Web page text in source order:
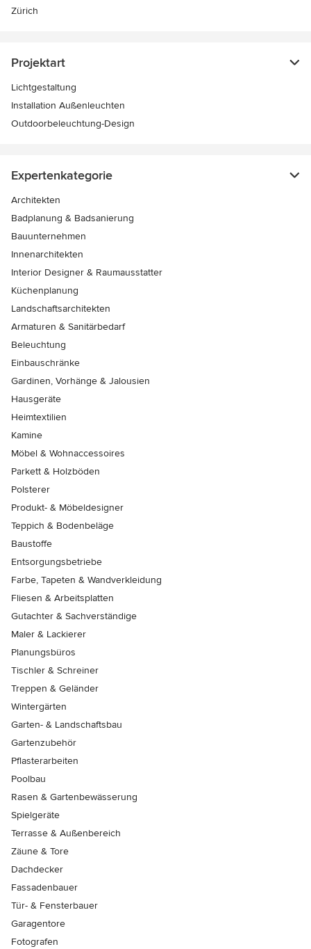
Zürich
Projektart
Lichtgestaltung
Installation Außenleuchten
Outdoorbeleuchtung-Design
Expertenkategorie
Architekten
Badplanung & Badsanierung
Bauunternehmen
Innenarchitekten
Interior Designer & Raumausstatter
Küchenplanung
Landschaftsarchitekten
Armaturen & Sanitärbedarf
Beleuchtung
Einbauschränke
Gardinen, Vorhänge & Jalousien
Hausgeräte
Heimtextilien
Kamine
Möbel & Wohnaccessoires
Parkett & Holzböden
Polsterer
Produkt- & Möbeldesigner
Teppich & Bodenbeläge
Baustoffe
Entsorgungsbetriebe
Farbe, Tapeten & Wandverkleidung
Fliesen & Arbeitsplatten
Gutachter & Sachverständige
Maler & Lackierer
Planungsbüros
Tischler & Schreiner
Treppen & Geländer
Wintergärten
Garten- & Landschaftsbau
Gartenzubehör
Pflasterarbeiten
Poolbau
Rasen & Gartenbewässerung
Spielgeräte
Terrasse & Außenbereich
Zäune & Tore
Dachdecker
Fassadenbauer
Tür- & Fensterbauer
Garagentore
Fotografen